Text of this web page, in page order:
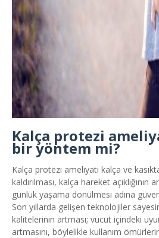
Kalça protezi
bir yöntem mi?
Kalça protezi ameliyatı kalça ve
kaldırılması, kalça hareket açıklığının
günlük yaşama dönülmesi adına
Son yıllarda gelişen teknolojiler
kalitelerinin artması; vücut içindeki
artmasını, böylelikle kullanım